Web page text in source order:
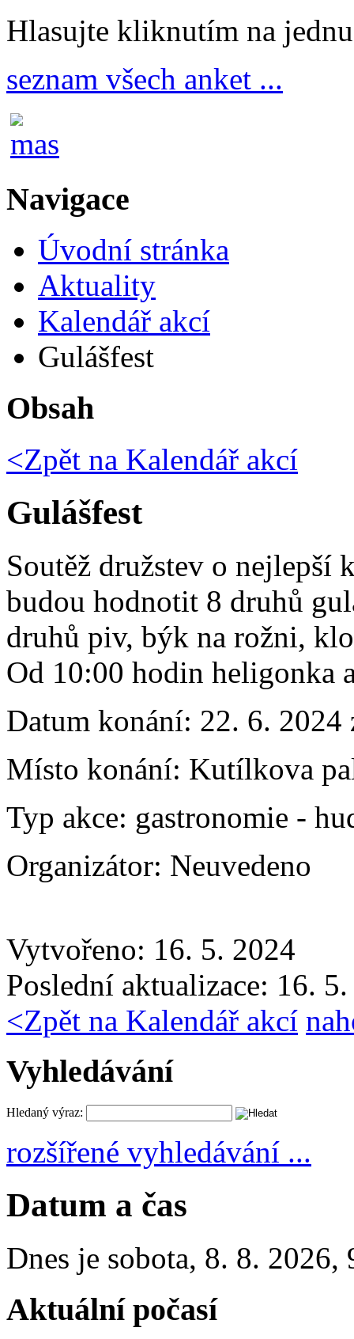
Hlasujte kliknutím na
seznam všech anket ...
Navigace
Úvodní stránka
Aktuality
Kalendář akcí
Gulášfest
Obsah
<Zpět na Kalendář akcí
Gulášfest
Soutěž družstev o
budou hodnotit 8 druhů
druhů piv, býk na rožni,
Od 10:00 hodin heligonka
Datum konání: 22. 6. 2024
Místo konání: Kutílkova
Typ akce: gastronomie -
Organizátor: Neuvedeno
Vytvořeno: 16. 5. 2024
Poslední aktualizace: 16.
<Zpět na Kalendář akcí
Vyhledávání
Hledaný výraz:
rozšířené vyhledávání ...
Datum a čas
Dnes je sobota, 8. 8. 2026,
Aktuální počasí